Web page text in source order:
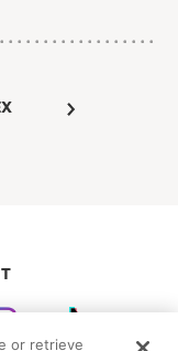
or retrieve